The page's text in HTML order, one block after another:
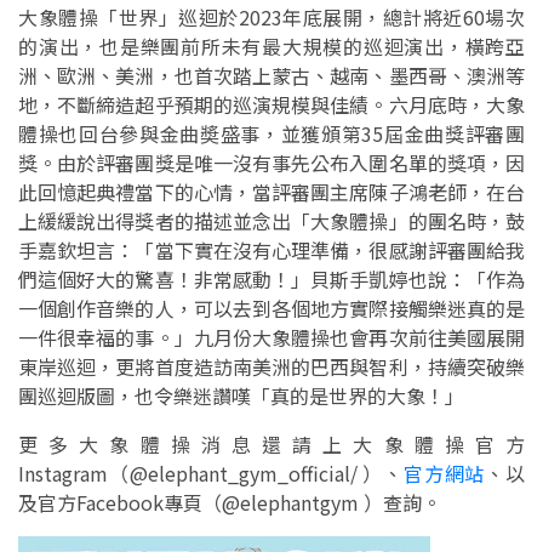
大象體操「世界」巡迴於2023年底展開，總計將近60場次
的演出，也是樂團前所未有最大規模的巡迴演出，橫跨亞
洲、歐洲、美洲，也首次踏上蒙古、越南、墨西哥、澳洲等
地，不斷締造超乎預期的巡演規模與佳績。六月底時，大象
體操也回台參與金曲奬盛事，並獲頒第35屆金曲獎評審團
獎。由於評審團獎是唯一沒有事先公布入圍名單的獎項，因
此回憶起典禮當下的心情，當評審團主席陳子鴻老師，在台
上緩緩說出得獎者的描述並念出「大象體操」的團名時，鼓
手嘉欽坦言：「當下實在沒有心理準備，很感謝評審團給我
們這個好大的驚喜！非常感動！」貝斯手凱婷也說：「作為
一個創作音樂的人，可以去到各個地方實際接觸樂迷真的是
一件很幸福的事。」九月份大象體操也會再次前往美國展開
東岸巡迴，更將首度造訪南美洲的巴西與智利，持續突破樂
團巡迴版圖，也令樂迷讚嘆「真的是世界的大象！」
更多大象體操消息還請上大象體操官方
Instagram（@elephant_gym_official/ ）、 官方網站 、以
及官方Facebook專頁（@elephantgym ）查詢。